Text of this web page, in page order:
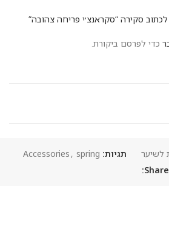
סקירה “סקראנצ׳י פריחה צהובה”
כדי לפרסם ביקורת.
לשיער תגיות: Accessories , spring
Share: